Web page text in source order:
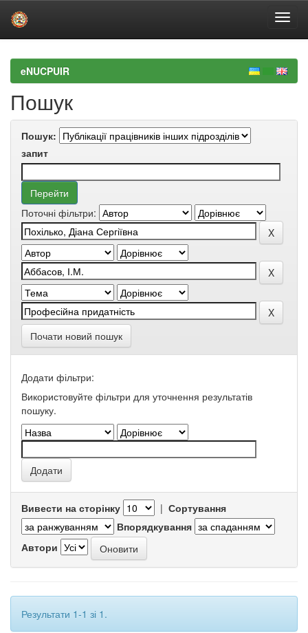
navigationeNUCPUIR
Пошук
Пошук:
запит
Поточні фільтри:
Почати новий пошук
Додати фільтри:
Використовуйте фільтри для уточнення результатів
пошуку.
Вивести на сторінку | Сортування
Впорядкування
Автори
Результати 1-1 зі 1.